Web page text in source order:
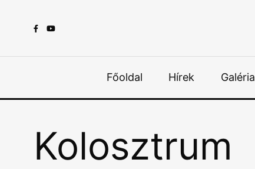
Főoldal Hírek Galéria
Kolosztrum